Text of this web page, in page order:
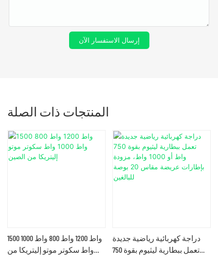
إرسال الاستفسار الآن
المنتجات ذات الصلة
1500 واط 1200 واط 800 واط 1000
واط سكوتر موتو إليتريكا من
دراجة كهربائية رياضية جديدة
تعمل ببطارية ليثيوم بقوة 750